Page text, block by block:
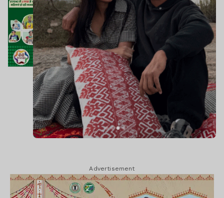
Advertisement